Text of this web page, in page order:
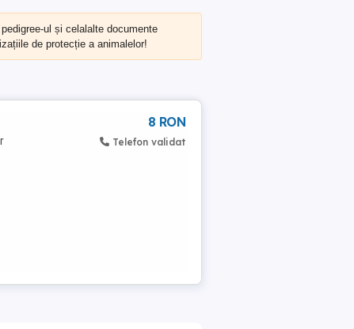
ul și celalalte documente
de protecție a animalelor!
8 RON
Telefon validat